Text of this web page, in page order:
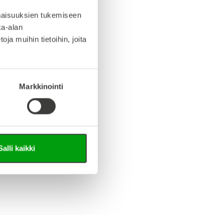
tukemiseen
alan
muihin tietoihin, joita
Markkinointi
kaikki
(Step-tiedosto)